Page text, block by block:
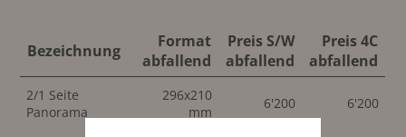
Bezeichnung
Format
abfallend
Preis S/W
abfallend
Preis 4C
abfallend
2/1 Seite
Panorama
296x210
mm
6'200 6'200